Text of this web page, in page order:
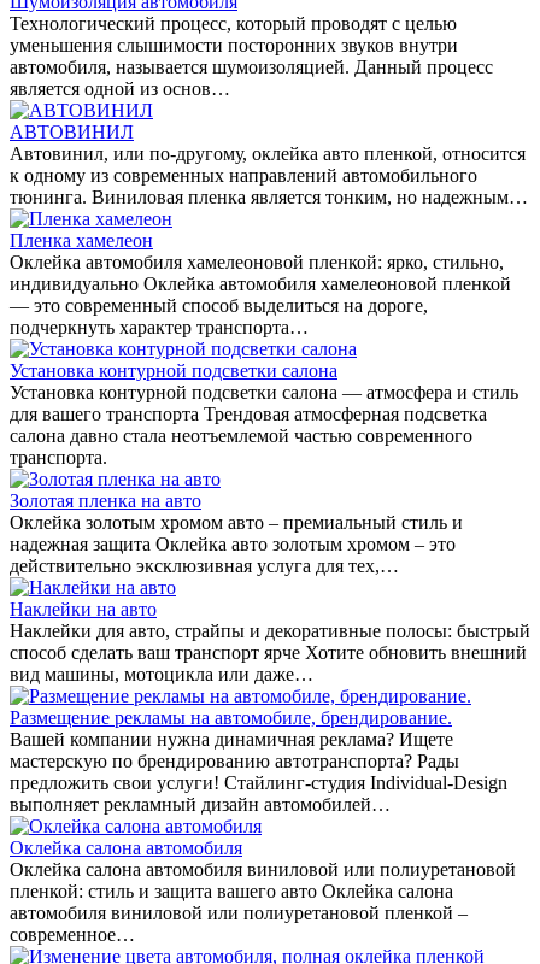
Технологический процесс, который проводят с целью
уменьшения слышимости посторонних звуков внутри
автомобиля, называется шумоизоляцией. Данный процесс
является одной из основ…
АВТОВИНИЛ
Автовинил, или по-другому, оклейка авто пленкой, относится
к одному из современных направлений автомобильного
тюнинга. Виниловая пленка является тонким, но надежным…
Пленка хамелеон
Оклейка автомобиля хамелеоновой пленкой: ярко, стильно,
индивидуально Оклейка автомобиля хамелеоновой пленкой
— это современный способ выделиться на дороге,
подчеркнуть характер транспорта…
Установка контурной подсветки салона
Установка контурной подсветки салона — атмосфера и стиль
для вашего транспорта Трендовая атмосферная подсветка
салона давно стала неотъемлемой частью современного
транспорта.
Золотая пленка на авто
Оклейка золотым хромом авто – премиальный стиль и
надежная защита Оклейка авто золотым хромом – это
действительно эксклюзивная услуга для тех,…
Наклейки на авто
Наклейки для авто, страйпы и декоративные полосы: быстрый
способ сделать ваш транспорт ярче Хотите обновить внешний
вид машины, мотоцикла или даже…
Размещение рекламы на автомобиле, брендирование.
Вашей компании нужна динамичная реклама? Ищете
мастерскую по брендированию автотранспорта? Рады
предложить свои услуги! Стайлинг-студия Individual-Design
выполняет рекламный дизайн автомобилей…
Оклейка салона автомобиля
Оклейка салона автомобиля виниловой или полиуретановой
пленкой: стиль и защита вашего авто Оклейка салона
автомобиля виниловой или полиуретановой пленкой –
современное…